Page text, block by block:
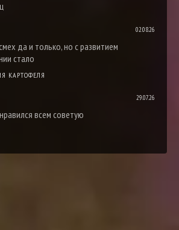
02.08.26
да и только, но с развитием
стало
КАРТОФЕЛЯ
29.07.26
всем советую